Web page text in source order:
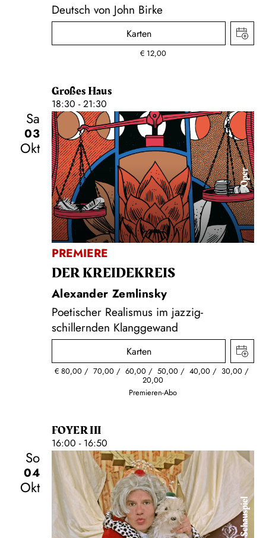
Deutsch von John Birke
Karten
€ 12,00
Großes Haus
18:30 - 21:30
Sa
03
Okt
Oper
PREMIERE
DER KREIDE­KREIS
Alexander Zemlinsky
Poetischer Realismus im jazzig-
schillernden Klanggewand
Karten
€ 80,00 70,00 60,00 50,00 40,00 30,00
20,00
Premieren-Abo
FOYER III
16:00 - 16:50
So
04
Okt
Schauspiel